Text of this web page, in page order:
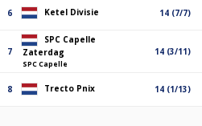
6 Ketel Divisie 14 (7/7)
7
SPC Capelle
Zaterdag
SPC Capelle
14 (3/11)
8 Trecto Pnix 14 (1/13)